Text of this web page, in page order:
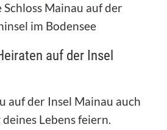
Schloss Mainau auf der
im Bodensee
auf der Insel
auf der Insel Mainau auch
Lebens feiern.